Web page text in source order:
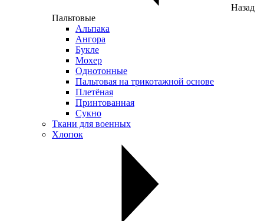
Назад
Пальтовые
Альпака
Ангора
Букле
Мохер
Однотонные
Пальтовая на трикотажной основе
Плетёная
Принтованная
Сукно
Ткани для военных
Хлопок